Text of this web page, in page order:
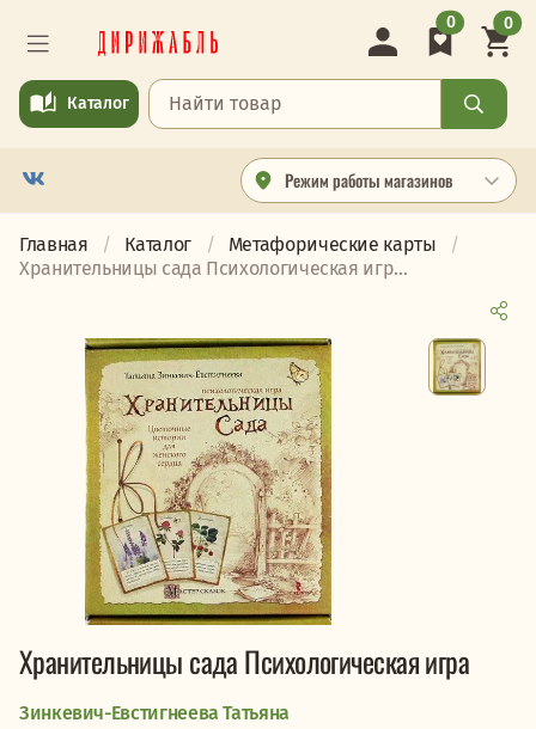
Режим работы магазинов
Каталог
0 0
Главная Каталог
Метафорические карты
Хранительницы сада Психологическая игр...
Хранительницы сада Психологическая игра
Зинкевич-Евстигнеева Татьяна